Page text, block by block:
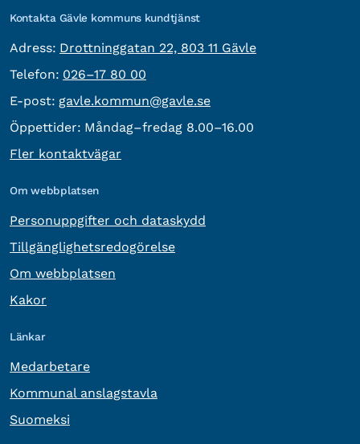
Kontakta Gävle kommuns kundtjänst
Adress: besöksadress:
Drottninggatan 22, 803 11 Gävle
Telefon: Telefon:
026–17 80 00
E-post: E-post:
gavle.kommun@gavle.se
Öppettider: Måndag–fredag 8.00–16.00
Fler kontaktvägar
Om webbplatsen
Personuppgifter och dataskydd
Tillgänglighetsredogörelse
Om webbplatsen
Kakor
Länkar
Medarbetare
Kommunal anslagstavla
Suomeksi